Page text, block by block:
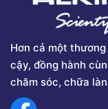
Hơn cả một
cậy, đồng hành
chăm sóc, chữa